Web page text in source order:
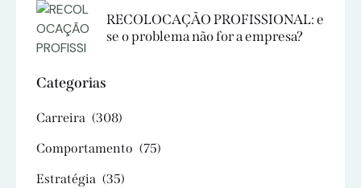
RECOLOCAÇÃO PROFISSIONAL: e
se o problema não for a empresa?
Categorias
Carreira (308)
Comportamento (75)
Estratégia (35)